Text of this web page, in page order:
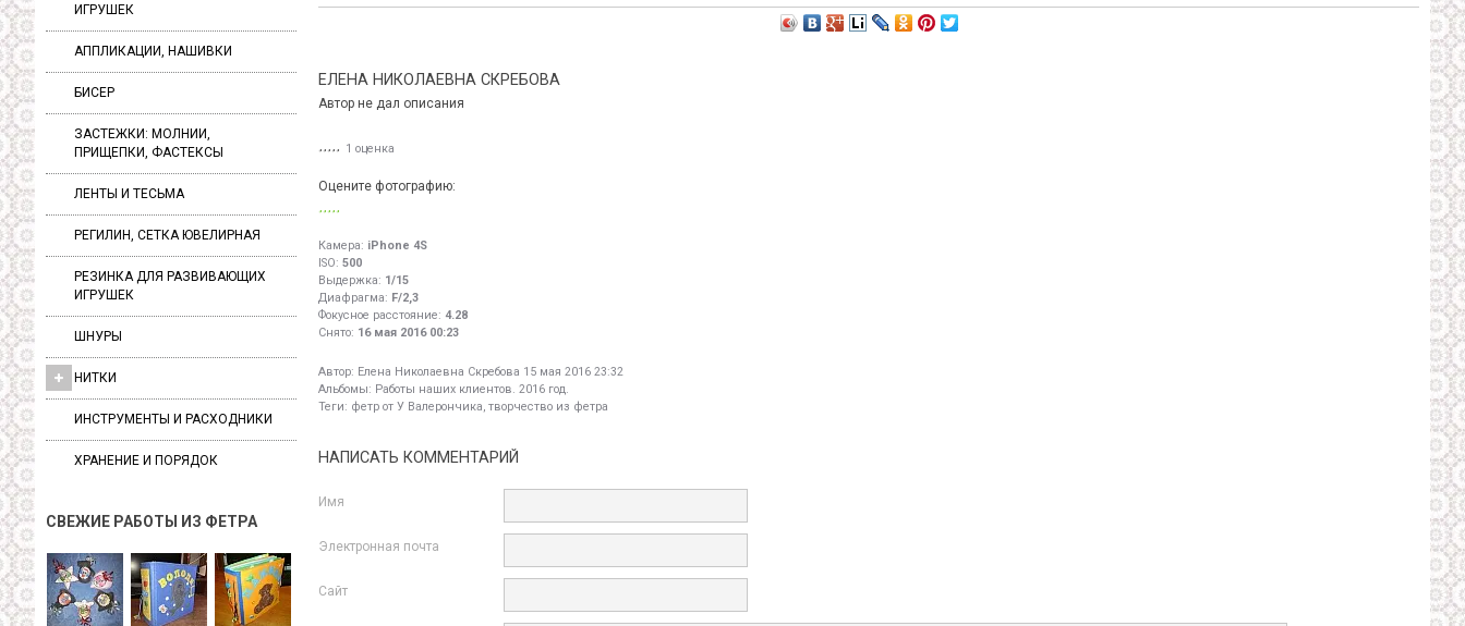
ИГРУШЕК
АППЛИКАЦИИ, НАШИВКИ
БИСЕР
ЗАСТЕЖКИ: МОЛНИИ,
ПРИЩЕПКИ, ФАСТЕКСЫ
ЛЕНТЫ И ТЕСЬМА
РЕГИЛИН, СЕТКА ЮВЕЛИРНАЯ
РЕЗИНКА ДЛЯ РАЗВИВАЮЩИХ
ИГРУШЕК
ШНУРЫ
НИТКИ
ИНСТРУМЕНТЫ И РАСХОДНИКИ
ХРАНЕНИЕ И ПОРЯДОК
СВЕЖИЕ РАБОТЫ ИЗ ФЕТРА
ЕЛЕНА НИКОЛАЕВНА СКРЕБОВА
Автор не дал описания
1 оценка
Оцените фотографию:
Камера: iPhone 4S
ISO: 500
Выдержка: 1/15
Диафрагма: F/2,3
Фокусное расстояние: 4.28
Снято: 16 мая 2016 00:23
Автор: Елена Николаевна Скребова 15 мая 2016 23:32
Альбомы: Работы наших клиентов. 2016 год.
Теги: фетр от У Валерончика, творчество из фетра
НАПИСАТЬ КОММЕНТАРИЙ
Имя
Электронная почта
Сайт